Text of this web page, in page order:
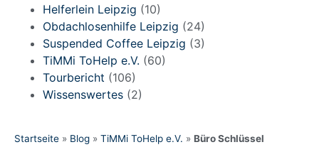
Startseite » Blog » TiMMi ToHelp e.V. » Büro Schlüssel
Helferlein Leipzig (10)
Obdachlosenhilfe Leipzig (24)
Suspended Coffee Leipzig (3)
TiMMi ToHelp e.V. (60)
Tourbericht (106)
Wissenswertes (2)